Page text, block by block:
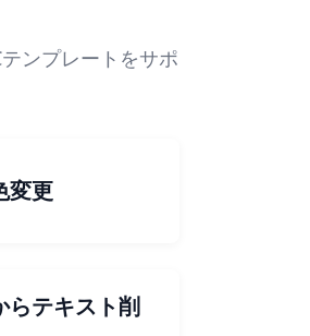
ンプレートをサポ
変更
らテキスト削